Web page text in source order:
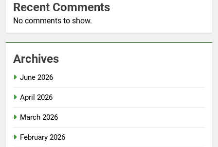
Recent Comments
No comments to show.
Archives
June 2026
April 2026
March 2026
February 2026